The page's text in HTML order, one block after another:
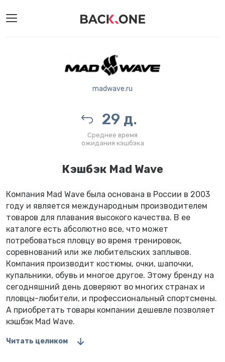
madwave.ru
29 д.
Среднее время
ожидания кэшбэка
Кэшбэк Mad Wave
Компания Mad Wave была основана в России в 2003
году и является международным производителем
товаров для плавания высокого качества. В ее
каталоге есть абсолютно все, что может
потребоваться пловцу во время тренировок,
соревнований или же любительских заплывов.
Компания производит костюмы, очки, шапочки,
купальники, обувь и многое другое. Этому бренду на
сегодняшний день доверяют во многих странах и
пловцы-любители, и профессиональный спортсмены.
А приобретать товары компании дешевле позволяет
кэшбэк Mad Wave.
Читать целиком